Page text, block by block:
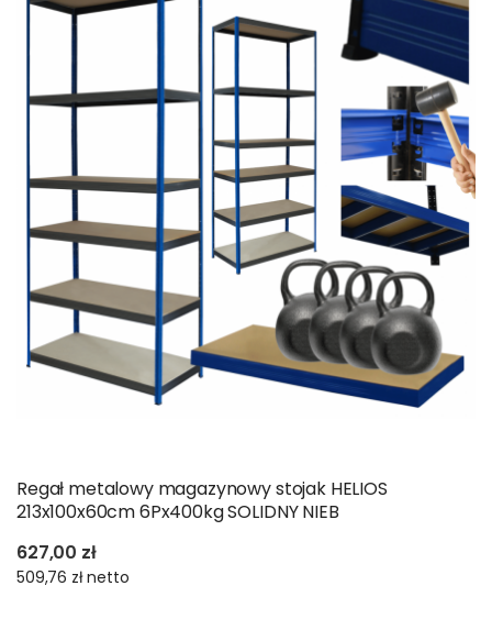
Regał metalowy magazynowy stojak HELIOS
213x100x60cm 6Px400kg SOLIDNY NIEB
627,00 zł
509,76 złnetto